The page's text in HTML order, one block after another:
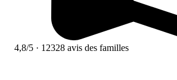
4,8/5 · 12328 avis des familles